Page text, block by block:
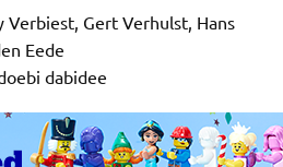
Verbiest, Gert Verhulst, Hans
Eede
dabidee